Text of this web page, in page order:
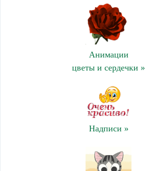
Анимации
цветы и сердечки »
Надписи »